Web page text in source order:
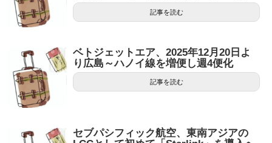
記事を読む
ベトジェットエア、2025年12月20日よ
り広島～ハノイ線を増便し週4便化
記事を読む
セブパシフィック航空、東南アジアの